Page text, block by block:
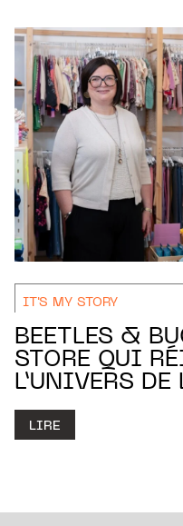
IT'S MY STORY
BEETLES &
STORE QUI
L’UNIVERS DE
LIRE